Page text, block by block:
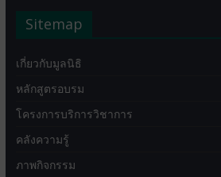
Sitemap
เกี่ยวกับมูลนิธิ
หลักสูตรอบรม
โครงการบริการวิชาการ
คลังความรู้
ภาพกิจกรรม